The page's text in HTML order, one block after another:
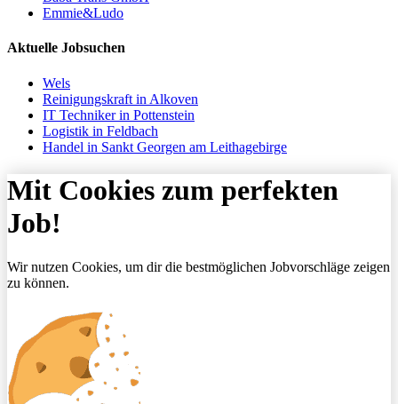
Emmie&Ludo
Aktuelle Jobsuchen
Wels
Reinigungskraft in Alkoven
IT Techniker in Pottenstein
Logistik in Feldbach
Handel in Sankt Georgen am Leithagebirge
Mit Cookies zum perfekten
Job!
Wir nutzen Cookies, um dir die bestmöglichen Jobvorschläge zeigen
zu können.